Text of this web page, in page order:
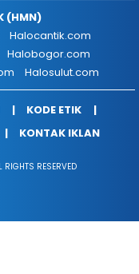
(HMN)
Halocantik.com
Halobogor.com
Halosulut.com
KODE ETIK
KONTAK IKLAN
RESERVED